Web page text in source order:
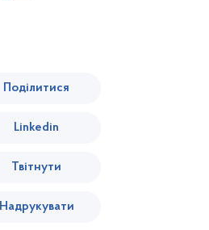
Поділитися
Linkedin
Твітнути
Надрукувати